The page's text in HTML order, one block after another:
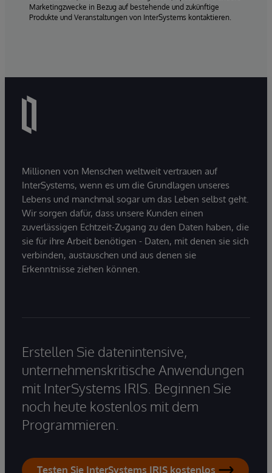
Marketingzwecke in Bezug auf bestehende und zukünftige
Produkte und Veranstaltungen von InterSystems kontaktieren.
Millionen von Menschen weltweit vertrauen auf
InterSystems, wenn es um die Grundlagen unseres
Lebens und manchmal sogar um das Leben selbst geht.
Wir sorgen dafür, dass unsere Kunden einen
zuverlässigen Echtzeit-Zugang zu den Daten haben, die
sie für ihre Arbeit benötigen - Daten, mit denen sie sich
verbinden, austauschen und aus denen sie
Erkenntnisse ziehen können.
Erstellen Sie datenintensive,
unternehmenskritische Anwendungen
mit InterSystems IRIS. Beginnen Sie
noch heute kostenlos mit dem
Programmieren.
Testen Sie InterSystems IRIS kostenlos